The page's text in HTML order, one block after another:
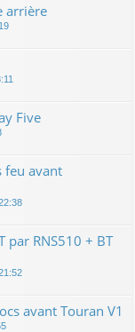
arrière
Five
feu avant
par RNS510 + BT
avant Touran V1